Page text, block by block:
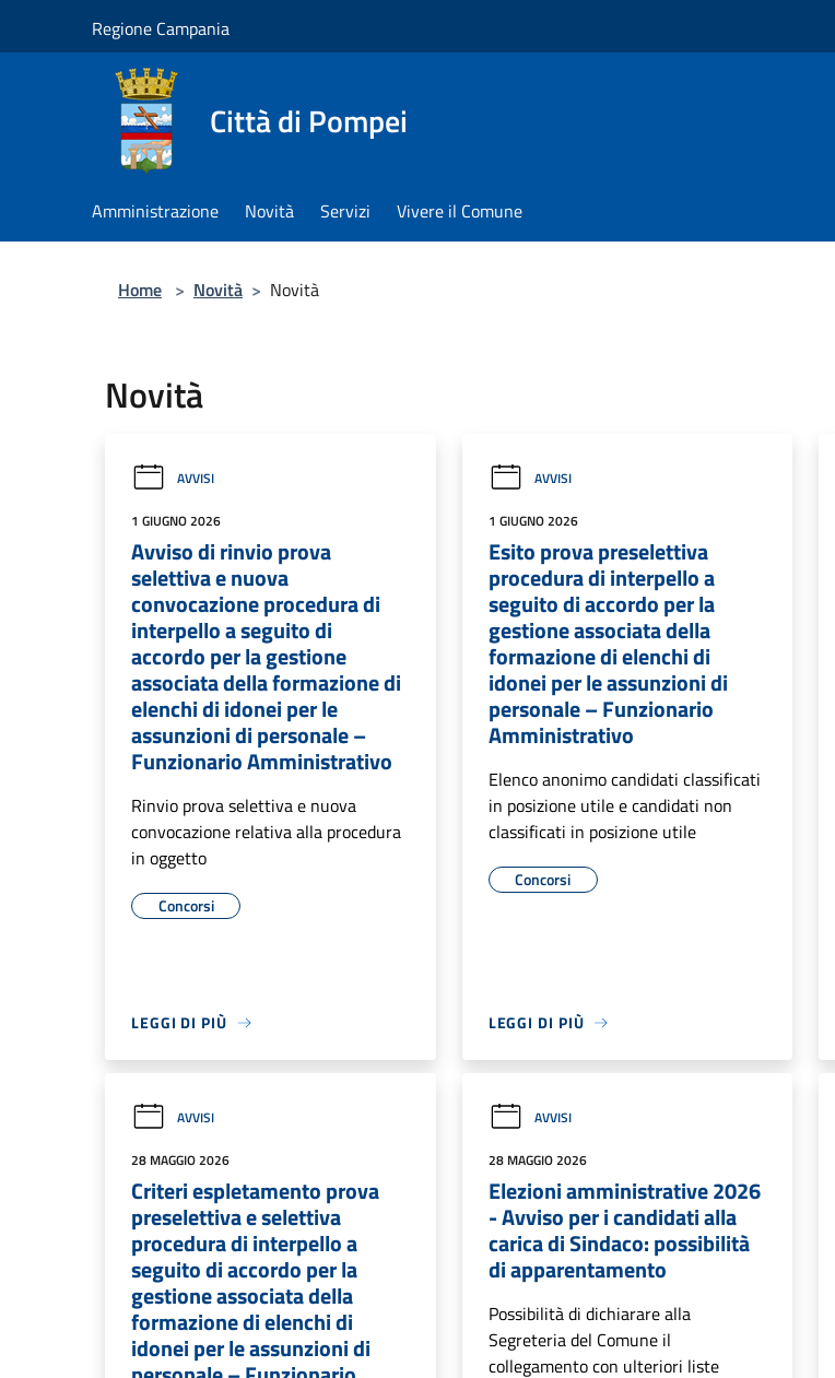
Regione Campania
Città di Pompei
Amministrazione Novità Servizi Vivere il Comune
Home > Novità > Novità
Novità
AVVISI
1 GIUGNO 2026
Avviso di rinvio prova
selettiva e nuova
convocazione procedura di
interpello a seguito di
accordo per la gestione
associata della formazione di
elenchi di idonei per le
assunzioni di personale –
Funzionario Amministrativo
Rinvio prova selettiva e nuova
convocazione relativa alla procedura
in oggetto
Concorsi
LEGGI DI PIÙ
AVVISI
1 GIUGNO 2026
Esito prova preselettiva
procedura di interpello a
seguito di accordo per la
gestione associata della
formazione di elenchi di
idonei per le assunzioni di
personale – Funzionario
Amministrativo
Elenco anonimo candidati classificati
in posizione utile e candidati non
classificati in posizione utile
Concorsi
LEGGI DI PIÙ
AVVISI
28 MAGGIO 2026
Criteri espletamento prova
preselettiva e selettiva
procedura di interpello a
seguito di accordo per la
gestione associata della
formazione di elenchi di
idonei per le assunzioni di
AVVISI
28 MAGGIO 2026
Elezioni amministrative 2026
- Avviso per i candidati alla
carica di Sindaco: possibilità
di apparentamento
Possibilità di dichiarare alla
Segreteria del Comune il
collegamento con ulteriori liste